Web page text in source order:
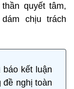
quyết tâm,
chịu trách
kết luận
đề nghị toàn